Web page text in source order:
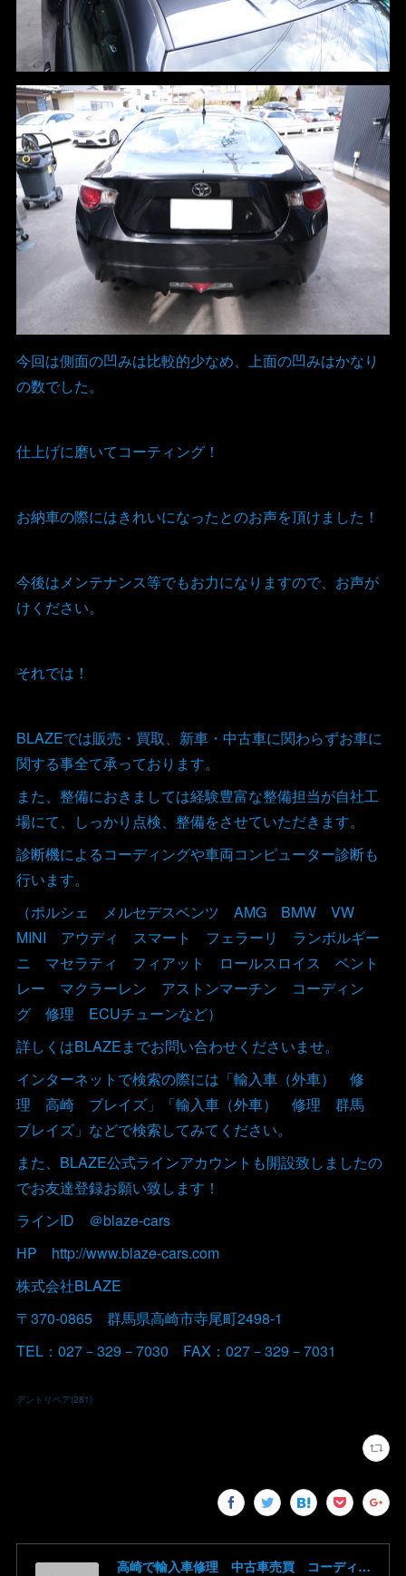
今回は側面の凹みは比較的少なめ、上面の凹みはかなり
の数でした。
仕上げに磨いてコーティング！
お納車の際にはきれいになったとのお声を頂けました！
今後はメンテナンス等でもお力になりますので、お声が
けください。
それでは！
BLAZEでは販売・買取、新車・中古車に関わらずお車に
関する事全て承っております。
また、整備におきましては経験豊富な整備担当が自社工
場にて、しっかり点検、整備をさせていただきます。
診断機によるコーディングや車両コンピューター診断も
行います。
（ポルシェ メルセデスベンツ AMG BMW VW
MINI アウディ スマート フェラーリ ランボルギー
ニ マセラティ フィアット ロールスロイス ベント
レー マクラーレン アストンマーチン コーディン
グ 修理 ECUチューンなど）
詳しくはBLAZEまでお問い合わせくださいませ。
インターネットで検索の際には「輸入車（外車） 修
理 高崎 ブレイズ」「輸入車（外車） 修理 群馬
ブレイズ」などで検索してみてください。
また、BLAZE公式ラインアカウントも開設致しましたの
でお友達登録お願い致します！
ラインID ＠blaze-cars
HP http://www.blaze-cars.com
株式会社BLAZE
〒370-0865 群馬県高崎市寺尾町2498-1
TEL：027－329－7030 FAX：027－329－7031
デントリペア(281)
高崎で輸入車修理 中古車売買 コーディングならBLAZE（ブレイズ）へ│BLAZE Total Car Support & Modify in Takasaki Gunma